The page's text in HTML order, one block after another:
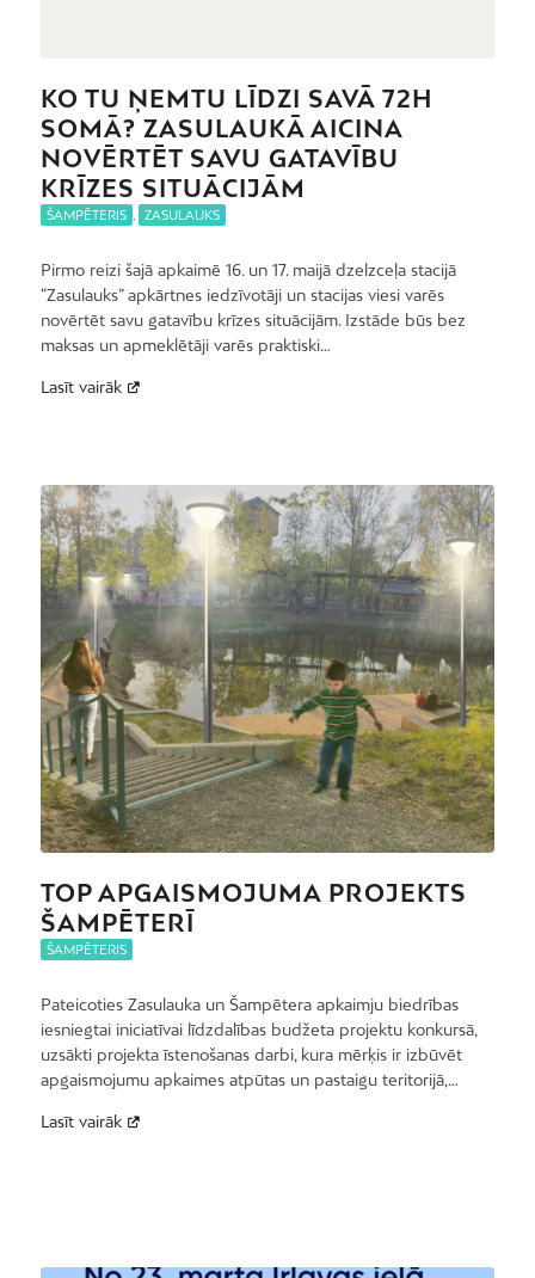
KO TU ŅEMTU LĪDZI SAVĀ 72H
SOMĀ? ZASULAUKĀ AICINA
NOVĒRTĒT SAVU GATAVĪBU
KRĪZES SITUĀCIJĀM
ŠAMPĒTERIS ZASULAUKS
Pirmo reizi šajā apkaimē 16. un 17. maijā dzelzceļa stacijā
“Zasulauks” apkārtnes iedzīvotāji un stacijas viesi varēs
novērtēt savu gatavību krīzes situācijām. Izstāde būs bez
maksas un apmeklētāji varēs praktiski…
Lasīt vairāk
TOP APGAISMOJUMA PROJEKTS
ŠAMPĒTERĪ
ŠAMPĒTERIS
Pateicoties Zasulauka un Šampētera apkaimju biedrības
iesniegtai iniciatīvai līdzdalības budžeta projektu konkursā,
uzsākti projekta īstenošanas darbi, kura mērķis ir izbūvēt
apgaismojumu apkaimes atpūtas un pastaigu teritorijā,…
Lasīt vairāk